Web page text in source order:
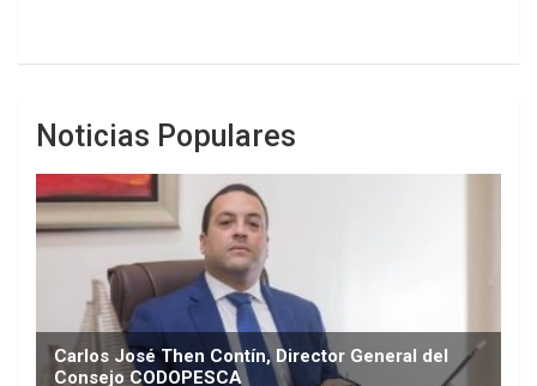
Noticias Populares